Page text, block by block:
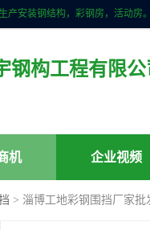
钢构工程有限公
机 企业视频
> 淄博工地彩钢围挡厂家批